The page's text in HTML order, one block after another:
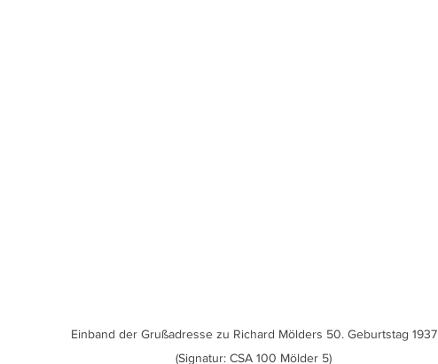
Einband der Grußadresse zu Richard Mölders 50. Geburtstag 1937
(Signatur: CSA 100 Mölder 5)